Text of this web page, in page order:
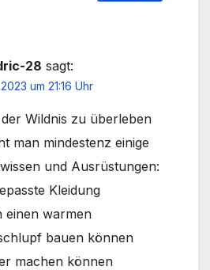
28 sagt:
um 21:16 Uhr
Wildnis zu überleben
man mindestenz einige
und Ausrüstungen:
Kleidung
einen warmen
bauen können
machen können